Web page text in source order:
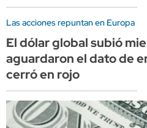
Las acciones repuntan en Europa
El dólar global subió
aguardaron el dato de
cerró en rojo